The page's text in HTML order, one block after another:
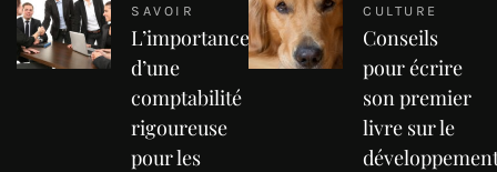
SAVOIR
L’importance
d’une
comptabilité
rigoureuse
pour les
CULTURE
Conseils
pour écrire
son premier
livre sur le